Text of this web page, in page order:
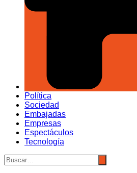
Política
Sociedad
Embajadas
Empresas
Espectáculos
Tecnología